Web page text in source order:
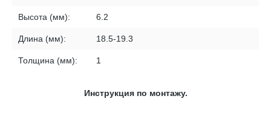
Высота (мм): 6.2
Длина (мм): 18.5-19.3
Толщина (мм): 1
Инструкция по монтажу.